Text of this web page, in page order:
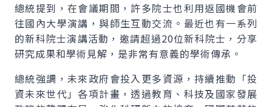
總統提到，在會議期間，許多院士也利用返國機會前
往國內大學演講，與師生互動交流。最近也有一系列
的新科院士演講活動，邀請超過20位新科院士，分享
研究成果和學術見解，是非常有意義的學術傳承。
總統強調，未來政府會投入更多資源，持續推動「投
資未來世代」各項計畫，透過教育、科技及國家發展